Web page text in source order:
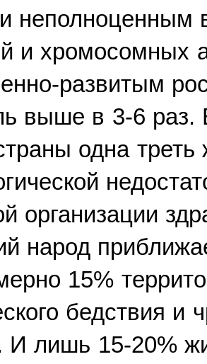
неполноцен­ным
и хромосомных
развитым
выше в 3-6
одна
организации
народ
15%
бедствия и
И лишь 15-20%